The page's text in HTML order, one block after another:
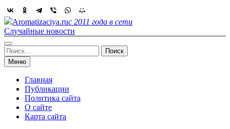
Skip
to
content
Aromatizaciya.ruс 2011 года в сети
Случайные новости
Найти:
Меню
Главная
Публикации
Политика сайта
О сайте
Карта сайта